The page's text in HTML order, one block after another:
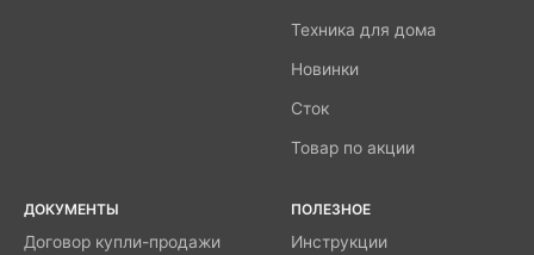
Техника для дома
Новинки
Сток
Товар по акции
ДОКУМЕНТЫ
Договор купли-продажи
ПОЛЕЗНОЕ
Инструкции